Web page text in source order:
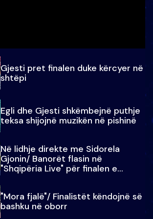
Gjesti pret finalen duke kërcyer në
shtëpi
Egli dhe Gjesti shkëmbejnë puthje
teksa shijojnë muzikën në pishinë
Në lidhje direkte me Sidorela
Gjonin/ Banorët flasin në
"Shqipëria Live" për finalen e
"Mora fjalë"/ Finalistët këndojnë së
bashku në oborr